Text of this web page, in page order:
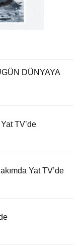
DÜNYAYA
TV’de
Yat TV’de